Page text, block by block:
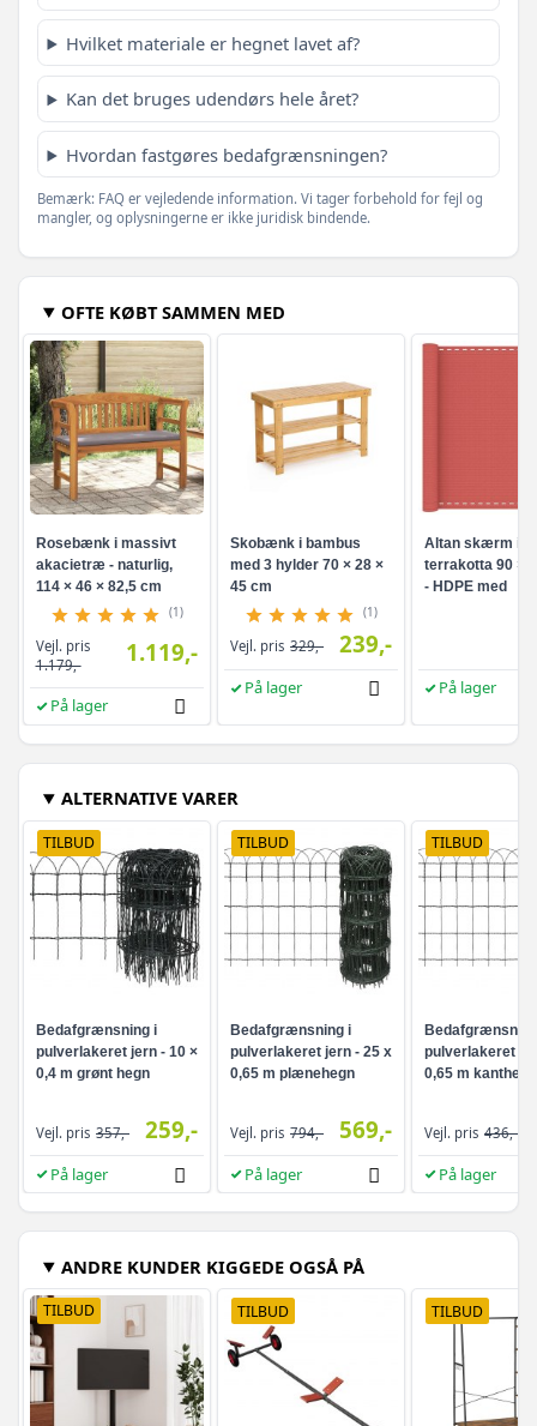
Hvilket materiale er hegnet lavet af?
Kan det bruges udendørs hele året?
Hvordan fastgøres bedafgrænsningen?
Bemærk: FAQ er vejledende information. Vi tager forbehold for fejl og
mangler, og oplysningerne er ikke juridisk bindende.
OFTE KØBT SAMMEN MED
Rosebænk i massivt
akacietræ - naturlig,
114 × 46 × 82,5 cm
(1)
Vejl. pris
1.179,-
1.119,-
På lager
Skobænk i bambus
med 3 hylder 70 × 28 ×
45 cm
(1)
Vejl. pris 329,- 239,-
På lager
Altan skærm i
terrakotta 90 ×
- HDPE med
På lager
ALTERNATIVE VARER
TILBUD
Bedafgrænsning i
pulverlakeret jern - 10 ×
0,4 m grønt hegn
Vejl. pris 357,- 259,-
På lager
TILBUD
Bedafgrænsning i
pulverlakeret jern - 25 x
0,65 m plænehegn
Vejl. pris 794,- 569,-
På lager
TILBUD
pulverlakeret
0,65 m kanthegn
Vejl. pris 436,-
På lager
ANDRE KUNDER KIGGEDE OGSÅ PÅ
TILBUD TILBUD TILBUD